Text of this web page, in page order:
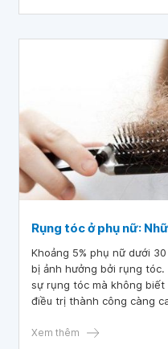
Rụng tóc ở phụ nữ:
Khoảng 5% phụ nữ dưới
bị ảnh hưởng bởi rụng tóc.
sự rụng tóc mà không
điều trị thành công càng
Xem thêm